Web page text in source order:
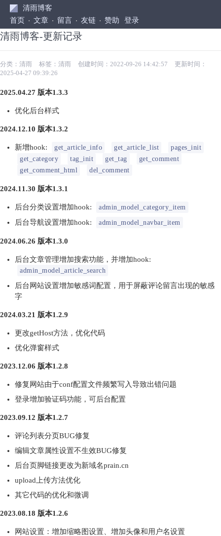
清雨博客
首页
文章 留言 友链 赞助 登录
清雨博客-更新记录
分类： 清雨 标签： 清雨 创建时间：2022-09-26 14:42:57
更新时间：
2025-04-27 09:39:26
2025.04.27 版本1.3.3
优化后台样式
2024.12.10 版本1.3.2
新增hook: get_article_info get_article_list
pages_init
get_category
tag_init get_tag
get_comment
get_comment_html
del_comment
2024.11.30 版本1.3.1
后台分类设置增加hook: admin_model_category_item
后台导航设置增加hook: admin_model_navbar_item
2024.06.26 版本1.3.0
后台文章管理增加搜索功能，并增加hook:
admin_model_article_search
后台网站设置增加敏感词配置，用于屏蔽评论留言出现的敏感
字
2024.03.21 版本1.2.9
更改getHost方法，优化代码
优化弹窗样式
2023.12.06 版本1.2.8
修复网站由于conf配置文件频繁写入导致出错问题
登录增加验证码功能，可后台配置
2023.09.12 版本1.2.7
评论列表分页BUG修复
编辑文章属性设置不生效BUG修复
后台页脚链接更改为新域名prain.cn
upload上传方法优化
其它代码的优化和微调
2023.08.18 版本1.2.6
网站设置：增加缩略图设置、增加头像和用户名设置